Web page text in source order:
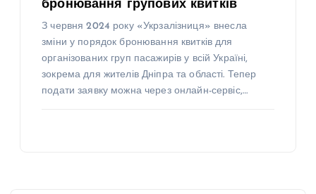
бронювання групових квитків
З червня 2024 року «Укрзалізниця» внесла
зміни у порядок бронювання квитків для
організованих груп пасажирів у всій Україні,
зокрема для жителів Дніпра та області. Тепер
подати заявку можна через онлайн-сервіс,…